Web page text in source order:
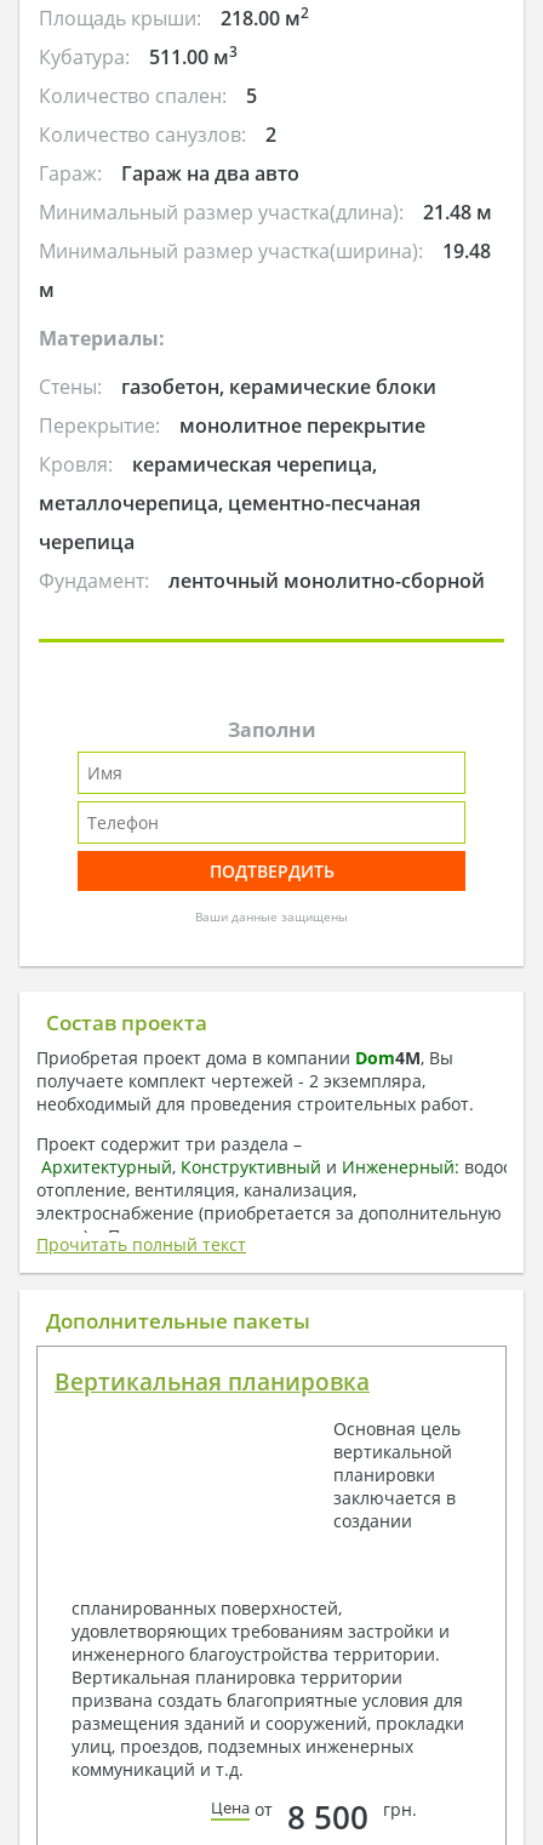
Площадь крыши:
218.00 м2
Кубатура: 511.00 м3
Количество спален:
5
Количество санузлов:
2
Гараж:
Гараж на два авто
Минимальный размер участка(длина):
21.48 м
Минимальный размер участка(ширина):
19.48
м
Материалы:
Стены:
газобетон, керамические блоки
Перекрытие:
монолитное перекрытие
Кровля:
керамическая черепица,
металлочерепица, цементно-песчаная
черепица
Фундамент:
ленточный монолитно-сборной
Заполни
Ваши данные защищены
Состав проекта
Приобретая проект дома в компании Dom4M, Вы
получаете комплект чертежей - 2 экземпляра,
необходимый для проведения строительных работ.
Проект содержит три раздела –
Архитектурный, Конструктивный и Инженерный:
отопление, вентиляция, канализация,
электроснабжение (приобретается за дополнительную
плату) + Пояснительная записка.
1. Архитектурный раздел:
Общие данные по проекту
Поэтажные маркировочные планы с
Разрезы и состав конструкций
Фасады с ведомостью внешних отделок
Элементы проемов – спецификация
Ведомость перемычек – сечения и
Архитектурные узлы в конструкциях
2. Конструктивный раздел:
Общие данные по проекту
Схемы расположения и расчеты фундаментов
Элементы каркаса – схемы расположения
Схема расположения перекрытий
Опоры перекрытия на стены или Узлы
Элементы кровли – схемы расположения
Прочитать полный текст
Дополнительные пакеты
Вертикальная планировка
Основная цель
вертикальной
планировки
заключается в
создании
спланированных поверхностей,
удовлетворяющих требованиям застройки и
инженерного благоустройства территории.
Вертикальная планировка территории
призвана создать благоприятные условия для
размещения зданий и сооружений, прокладки
улиц, проездов, подземных инженерных
коммуникаций и т.д.
Цена от 8 500 грн.